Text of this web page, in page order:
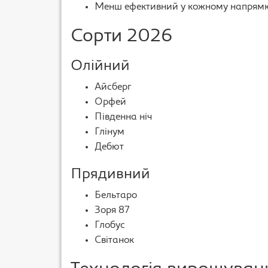
Менш ефективний у кожному
Сорти 2026
Олійний
Айсберг
Орфей
Південна ніч
Глінум
Дебют
Прядивний
Бельтаро
Зоря 87
Глобус
Світанок